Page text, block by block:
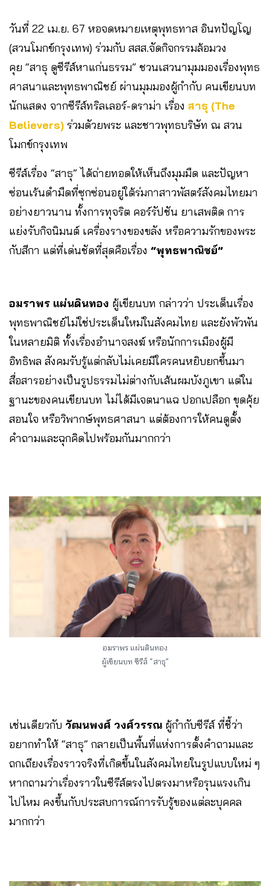
วันที่ 22 เม.ย. 67 หอจดหมายเหตุพุทธทาส อินทปัญโญ
(สวนโมกข์กรุงเทพ) ร่วมกับ สสส.จัดกิจกรรมล้อมวง
คุย “สาธุ ดูซีรีส์หาแก่นธรรม” ชวนเสวนามุมมองเรื่องพุทธ
ศาสนาและพุทธพาณิชย์ ผ่านมุมมองผู้กำกับ คนเขียนบท
นักแสดง จากซีรีส์ทริลเลอร์-ดราม่า เรื่อง สาธุ (The
Believers) ร่วมดัวยพระ และชาวพุทธบริษัท ณ สวน
โมกข์กรุงเทพ
ซีรีส์เรื่อง “สาธุ” ได้ถ่ายทอดให้เห็นถึงมุมมืด และปัญหา
ซ่อนเร้นดำมืดที่ซุกซ่อนอยู่ใต้ร่มกาสาวพัสตร์สังคมไทยมา
อย่างยาวนาน ทั้งการทุจริต คอร์รัปชัน ยาเสพติด การ
แย่งรับกิจนิมนต์ เครื่องรางของขลัง หรือความรักของพระ
กับสีกา แต่ที่เด่นชัดที่สุดคือเรื่อง “พุทธพาณิชย์”
อมราพร แผ่นดินทอง ผู้เขียนบท กล่าวว่า ประเด็นเรื่อง
พุทธพาณิชย์ไม่ใช่ประเด็นใหม่ในสังคมไทย​ และยังพัวพัน
ในหลายมิติ ทั้งเรื่องอำนาจสงฆ์ หรือนักการเมืองผู้มี
อิทธิพล สังคมรับรู้แต่กลับไม่เคยมีใครคนหยิบยกขึ้นมา
สื่อสารอย่างเป็นรูปธรรมไม่ต่างกับเส้นผมบังภูเขา แต่ใน
ฐานะของคนเขียนบท ไม่ได้มีเจตนาแฉ ปอกเปลือก ขุดคุ้ย
สอนใจ หรือวิพากษ์พุทธศาสนา แต่ต้องการให้คนดูตั้ง
คำถามและฉุกคิดไปพร้อมกันมากกว่า
อมราพร แผ่นดินทอง
ผู้เขียนบท ซีรีส์ “สาธุ”
เช่นเดียวกับ วัฒนพงศ์ วงศ์วรรณ ผู้กำกับซีรีส์ ที่ชี้ว่า
อยากทำให้ “สาธุ” กลายเป็นพื้นที่แห่งการตั้งคำถามและ
ถกเถียงเรื่องราวจริงที่เกิดขึ้นในสังคมไทยในรูปแบบใหม่ ๆ
หากถามว่าเรื่องราวในซีรีส์ตรงไปตรงมาหรือรุนแรงเกิน
ไปไหม คงขึ้นกับประสบการณ์การรับรู้ของแต่ละบุคคล
มากกว่า